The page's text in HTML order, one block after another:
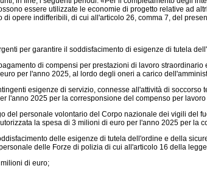
essere utilizzate le economie di progetto relative ad
di opere indifferibili, di cui all'articolo 26, comma 7, del
per garantire il soddisfacimento di esigenze di tutela
di compensi per prestazioni di lavoro
per l'anno 2025, al lordo degli oneri a carico
esigenze di servizio, connesse all'attività di
l'anno 2025 per la corresponsione del compenso per
personale volontario del Corpo nazionale dei vigili del
la spesa di 3 milioni di euro per l'anno 2025 per la
delle esigenze di tutela dell'ordine e della
delle Forze di polizia di cui all'articolo 16 della
di euro;